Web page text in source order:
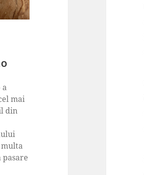
a
mai
din
multa
pasare